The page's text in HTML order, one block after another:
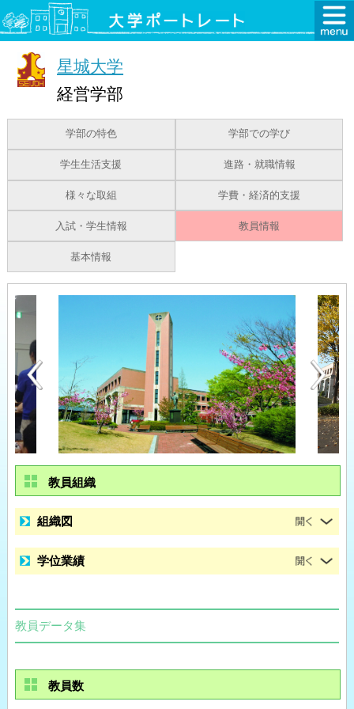
星城大学
経営学部
学部の特色 学部での学び
学生生活支援 進路・就職情報
様々な取組 学費・経済的支援
入試・学生情報 教員情報
基本情報
教員組織
組織図
学位業績
教員データ集
教員数